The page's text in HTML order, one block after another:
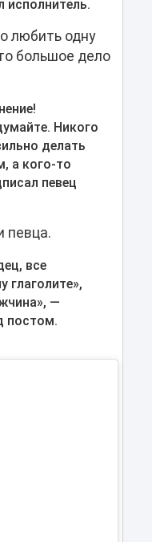
любить одну
большое дело
Никого
делать
а кого-то
певец
певца.
все
глаголите»,
—
постом.